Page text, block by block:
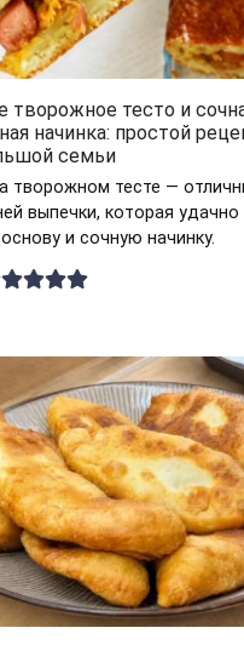
творожное тесто и
начинка: простой
семьи
творожном тесте —
выпечки, которая удачно
и сочную начинку.